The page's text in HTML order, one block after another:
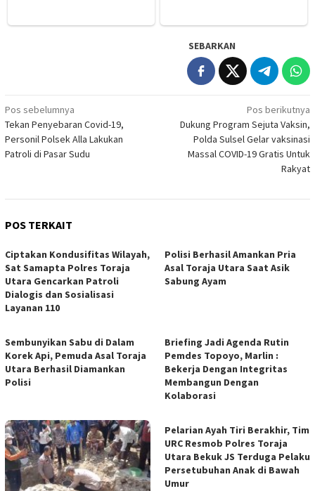
SEBARKAN
Navigasi
pos
Pos sebelumnya
Tekan Penyebaran Covid-19,
Personil Polsek Alla Lakukan
Patroli di Pasar Sudu
Pos berikutnya
Dukung Program Sejuta Vaksin,
Polda Sulsel Gelar vaksinasi
Massal COVID-19 Gratis Untuk
Rakyat
POS TERKAIT
Ciptakan Kondusifitas Wilayah,
Sat Samapta Polres Toraja
Utara Gencarkan Patroli
Dialogis dan Sosialisasi
Layanan 110
Polisi Berhasil Amankan Pria
Asal Toraja Utara Saat Asik
Sabung Ayam
Sembunyikan Sabu di Dalam
Korek Api, Pemuda Asal Toraja
Utara Berhasil Diamankan
Polisi
Briefing Jadi Agenda Rutin
Pemdes Topoyo, Marlin :
Bekerja Dengan Integritas
Membangun Dengan
Kolaborasi
Pelarian Ayah Tiri Berakhir, Tim
URC Resmob Polres Toraja
Utara Bekuk JS Terduga Pelaku
Persetubuhan Anak di Bawah
Umur